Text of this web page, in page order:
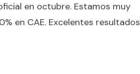
en octubre. Estamos muy
en CAE. Excelentes resultados